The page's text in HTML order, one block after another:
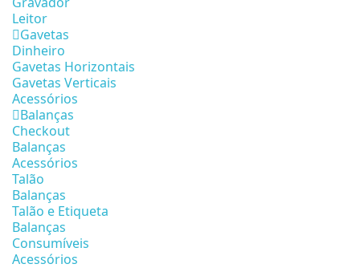
Leitor
Gavetas
Dinheiro
Gavetas Horizontais
Gavetas Verticais
Acessórios
Balanças
Checkout
Balanças
Acessórios
Talão
Balanças
Talão e Etiqueta
Balanças
Consumíveis
Acessórios